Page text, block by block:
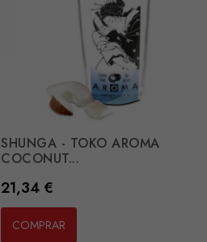
SHUNGA - TOKO AROMA
COCONUT...
Preço
21,34 €
COMPRAR